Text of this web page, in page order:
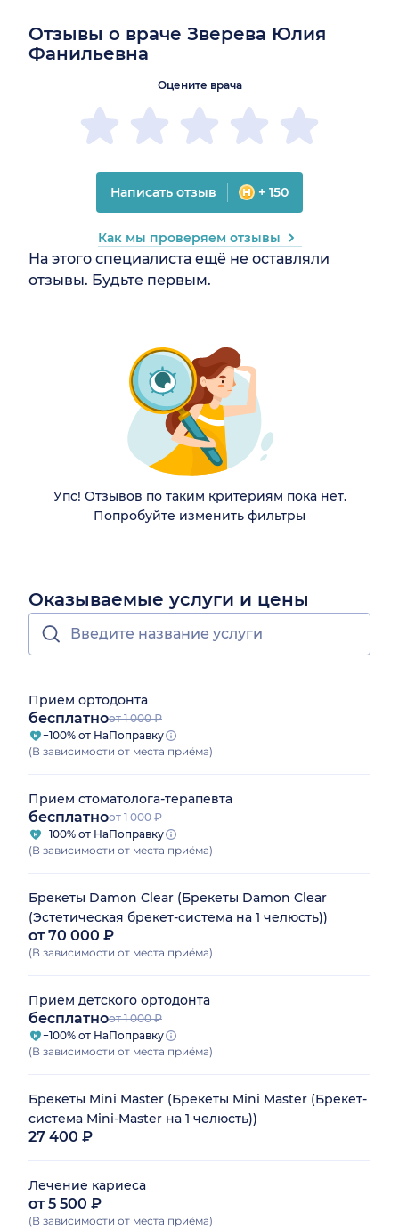
Отзывы о враче Зверева Юлия
Фанильевна
На этого специалиста ещё не оставляли
отзывы. Будьте первым.
Оцените врача
Написать отзыв + 150
Как мы проверяем отзывы
Упс! Отзывов по таким критериям пока нет.
Попробуйте изменить фильтры
Оказываемые услуги и цены
Прием ортодонта
бесплатноот 1 000 ₽
−100% от НаПоправку
(В зависимости от места приёма)
Прием стоматолога-терапевта
бесплатноот 1 000 ₽
−100% от НаПоправку
(В зависимости от места приёма)
Брекеты Damon Clear (Брекеты Damon Clear
(Эстетическая брекет-система на 1 челюсть))
от 70 000 ₽
(В зависимости от места приёма)
Прием детского ортодонта
бесплатноот 1 000 ₽
−100% от НаПоправку
(В зависимости от места приёма)
Брекеты Mini Master (Брекеты Mini Master (Брекет-
система Mini-Master на 1 челюсть))
27 400 ₽
Лечение кариеса
от 5 500 ₽
(В зависимости от места приёма)